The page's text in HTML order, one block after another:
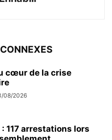
cœur de la crise
08/2026
117 arrestations lors